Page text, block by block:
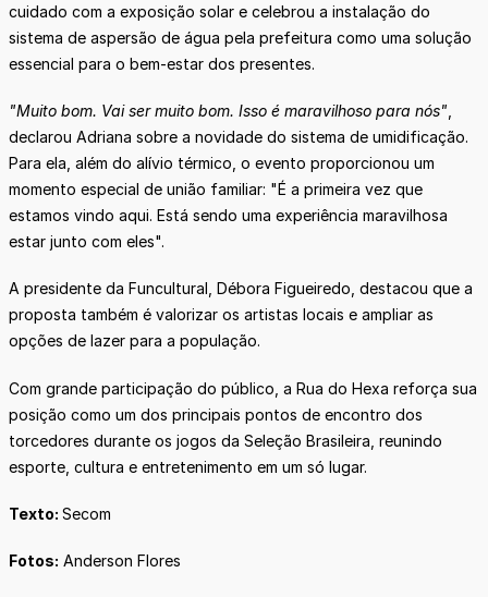
cuidado com a exposição solar e celebrou a instalação do
sistema de aspersão de água pela prefeitura como uma solução
essencial para o bem-estar dos presentes.
"Muito bom. Vai ser muito bom. Isso é maravilhoso para nós"
declarou Adriana sobre a novidade do sistema de umidificação.
Para ela, além do alívio térmico, o evento proporcionou um
momento especial de união familiar: "É a primeira vez que
estamos vindo aqui. Está sendo uma experiência maravilhosa
estar junto com eles".
A presidente da Funcultural, Débora Figueiredo, destacou que a
proposta também é valorizar os artistas locais e ampliar as
opções de lazer para a população.
Com grande participação do público, a Rua do Hexa reforça sua
posição como um dos principais pontos de encontro dos
torcedores durante os jogos da Seleção Brasileira, reunindo
esporte, cultura e entretenimento em um só lugar.
Texto: Secom
Fotos: Anderson Flores